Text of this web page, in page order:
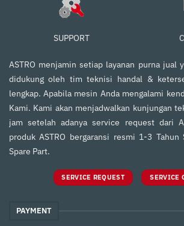
SUPPORT
ASTRO menjamin setiap layanan purna jual
didukung oleh tim teknisi handal &
lengkap. Apabila mesin Anda mengalami
Kami. Kami akan menjadwalkan kunjungan
jam setelah adanya service request dari
produk ASTRO bergaransi resmi 1-3
Spare Part.
SERVICE REQUEST SERVICE
PAYMENT